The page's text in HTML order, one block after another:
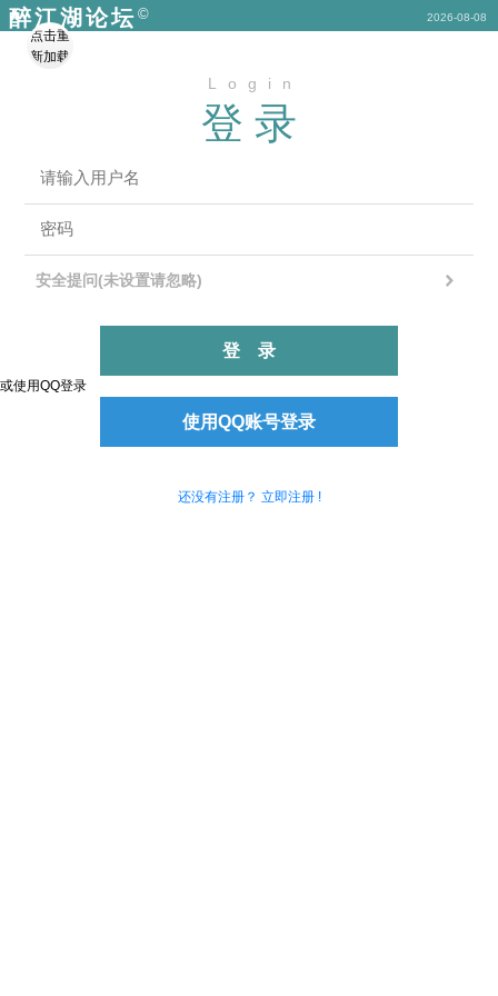
点击重
新加载
醉江湖论坛
© 2026-08-08
Login
登录
安全提问(未设置请忽略)
登录
或使用QQ登录
使用QQ账号登录
还没有注册？ 立即注册 !